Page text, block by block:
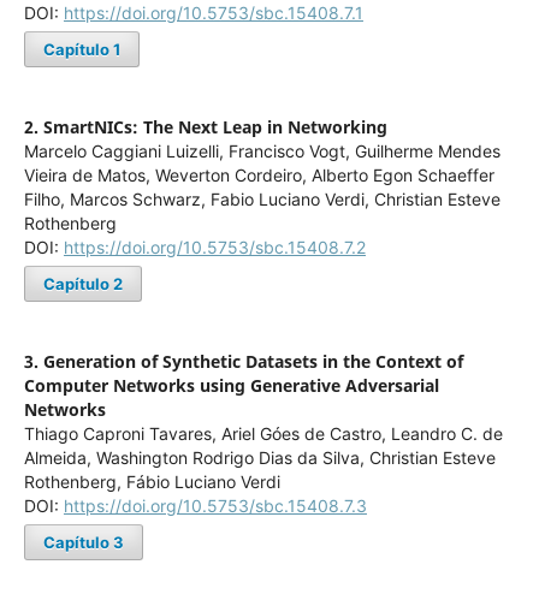
DOI: https://doi.org/10.5753/sbc.15408.7.1
Capítulo 1
2. SmartNICs: The Next Leap in Networking
Marcelo Caggiani Luizelli, Francisco Vogt, Guilherme Mendes
Vieira de Matos, Weverton Cordeiro, Alberto Egon Schaeffer
Filho, Marcos Schwarz, Fabio Luciano Verdi, Christian Esteve
Rothenberg
DOI: https://doi.org/10.5753/sbc.15408.7.2
Capítulo 2
3. Generation of Synthetic Datasets in the Context of
Computer Networks using Generative Adversarial
Networks
Thiago Caproni Tavares, Ariel Góes de Castro, Leandro C. de
Almeida, Washington Rodrigo Dias da Silva, Christian Esteve
Rothenberg, Fábio Luciano Verdi
DOI: https://doi.org/10.5753/sbc.15408.7.3
Capítulo 3